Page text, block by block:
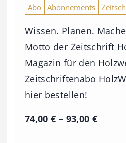
Abo Abonnements
Wissen. Planen.
Motto der Zeitschrift
Magazin für den
Zeitschriftenabo
hier bestellen!
74,00€ – 93,00 €P